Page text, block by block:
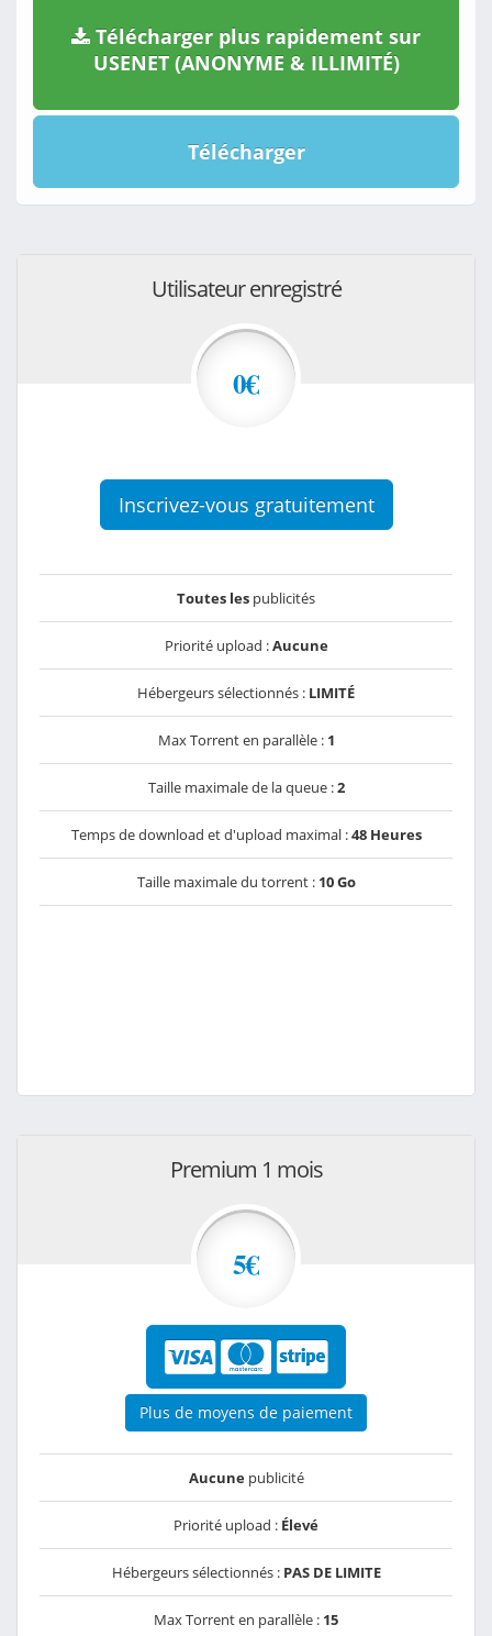
Télécharger plus rapidement sur
USENET (ANONYME & ILLIMITÉ)
Télécharger
Utilisateur enregistré
0€
Inscrivez-vous gratuitement
Toutes les publicités
Priorité upload :Aucune
Hébergeurs sélectionnés : LIMITÉ
Max Torrent en parallèle : 1
Taille maximale de la queue :2
Temps de download et d'upload maximal :48 Heures
Taille maximale du torrent : 10 Go
Premium 1 mois
5€
Plus de moyens de paiement
Aucunepublicité
Priorité upload : Élevé
Hébergeurs sélectionnés : PAS DE LIMITE
Max Torrent en parallèle : 15